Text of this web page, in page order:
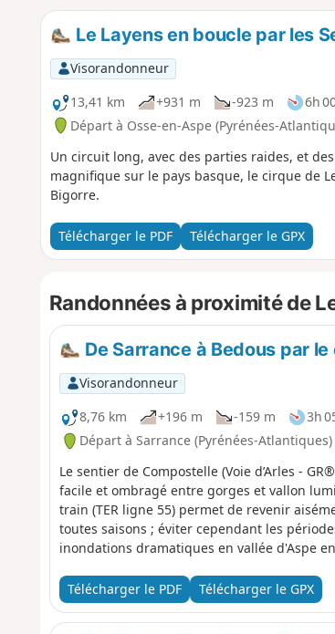
Le Layens en boucle par les
Visorandonneur
13,41 km
+931 m -923 m 6h
Départ à Osse-en-Aspe (Pyrénées-
Un circuit long, avec des parties raides, et
magnifique sur le pays basque, le cirque de
Bigorre.
Télécharger le PDF Télécharger le GPX
Randonnées à proximité de
De Sarrance à Bedous par
Visorandonneur
8,76 km
+196 m -159 m 3h
Départ à Sarrance (Pyrénées-Atlantiques)
Le sentier de Compostelle (Voie d’Arles -
facile et ombragé entre gorges et vallon
train (TER ligne 55) permet de revenir
toutes saisons ; éviter cependant les
inondations dramatiques en vallée d'Aspe
Télécharger le PDF
Télécharger le GPX